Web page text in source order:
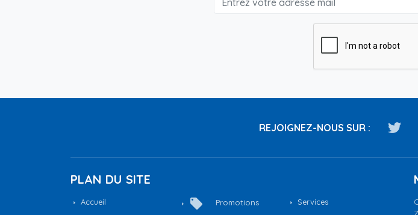
REJOIGNEZ-NOUS SUR :
PLAN DU SITE
Accueil local_offer Promotions
Services